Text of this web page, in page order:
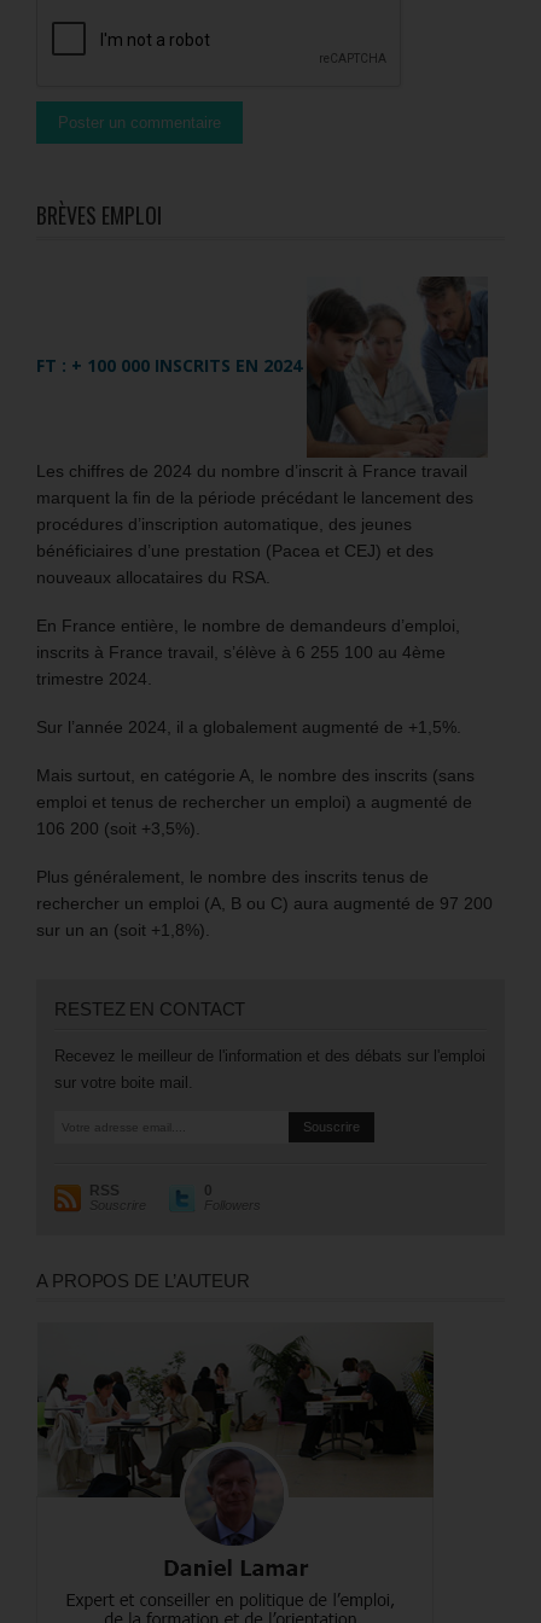
BRÈVES EMPLOI
FT : + 100 000 INSCRITS EN 2024
Les chiffres de 2024 du nombre d’inscrit à France travail
marquent la fin de la période précédant le lancement des
procédures d’inscription automatique, des jeunes
bénéficiaires d’une prestation (Pacea et CEJ) et des
nouveaux allocataires du RSA.
En France entière, le nombre de demandeurs d’emploi,
inscrits à France travail, s’élève à 6 255 100 au 4ème
trimestre 2024.
Sur l’année 2024, il a globalement augmenté de +1,5%.
Mais surtout, en catégorie A, le nombre des inscrits (sans
emploi et tenus de rechercher un emploi) a augmenté de
106 200 (soit +3,5%).
Plus généralement, le nombre des inscrits tenus de
rechercher un emploi (A, B ou C) aura augmenté de 97 200
sur un an (soit +1,8%).
RESTEZ EN CONTACT
Recevez le meilleur de l'information et des débats sur l'emploi
sur votre boite mail.
RSS
Souscrire
0
Followers
A PROPOS DE L’AUTEUR